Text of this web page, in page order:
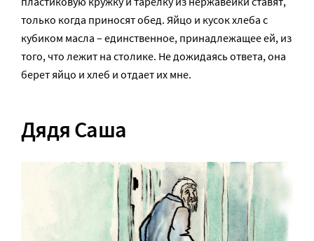
только когда приносят обед. Яйцо и кусок хлеба с
кубиком масла – единственное, принадлежащее ей, из
того, что лежит на столике. Не дожидаясь ответа, она
берет яйцо и хлеб и отдает их мне.
Дядя Саша